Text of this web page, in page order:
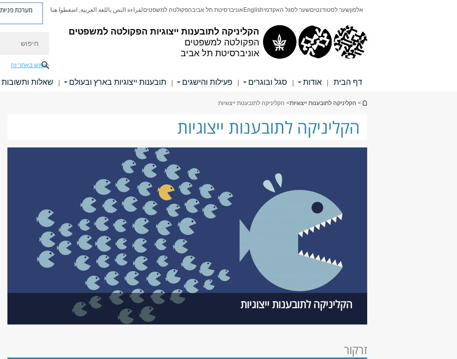
הקליניקה לתובענות ייצוגיות הפקולטה למשפטים
הפקולטה למשפטים
אוניברסיטת תל אביב
אלפוןשער לסטודנטיםשער לסגל האקדמיEnglish אוניברסיטת תל אביבהפקולטה למשפטיםلقراءة النص باللغة العربية, اضغطوا هنا מערכת פניות
חיפוש באתר זה
דף הבית | אודות | סגל ובוגרים | פעילות והישגים | תובענות ייצוגיות בארץ ובעולם | שאלות ותשובות
הינך נמצא כאן
> הקליניקה לתובענות ייצוגיות> הקליניקה לתובענות ייצוגיות
הקליניקה לתובענות ייצוגיות
הקליניקה לתובענות ייצוגיות
זרקור